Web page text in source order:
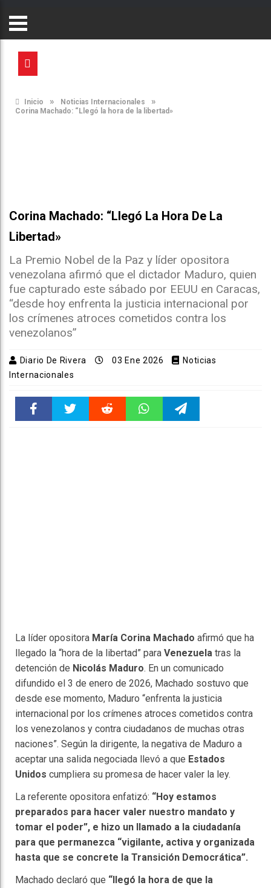
Inicio » Noticias Internacionales »
Corina Machado: “Llegó la hora de la libertad»
Corina Machado: “Llegó La Hora De La
Libertad»
La Premio Nobel de la Paz y líder opositora
venezolana afirmó que el dictador Maduro, quien
fue capturado este sábado por EEUU en Caracas,
“desde hoy enfrenta la justicia internacional por
los crímenes atroces cometidos contra los
venezolanos”
Diario De Rivera 03 Ene 2026
Noticias
Internacionales
La líder opositora María Corina Machado afirmó que ha
llegado la “hora de la libertad” para Venezuela tras la
detención de Nicolás Maduro. En un comunicado
difundido el 3 de enero de 2026, Machado sostuvo que
desde ese momento, Maduro “enfrenta la justicia
internacional por los crímenes atroces cometidos contra
los venezolanos y contra ciudadanos de muchas otras
naciones”. Según la dirigente, la negativa de Maduro a
aceptar una salida negociada llevó a que Estados
Unidos cumpliera su promesa de hacer valer la ley.
La referente opositora enfatizó: “Hoy estamos
preparados para hacer valer nuestro mandato y
tomar el poder”, e hizo un llamado a la ciudadanía
para que permanezca “vigilante, activa y organizada
hasta que se concrete la Transición Democrática”.
Machado declaró que “llegó la hora de que la